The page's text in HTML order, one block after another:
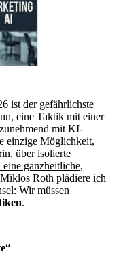
ist der gefährlichste
eine Taktik mit einer
mit KI-
einzige Möglichkeit,
über isolierte
eine ganzheitliche,
Roth plädiere ich
Wir müssen
.